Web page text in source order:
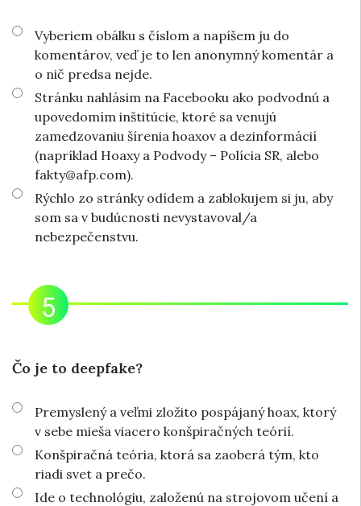
Vyberiem obálku s číslom a napíšem ju do
komentárov, veď je to len anonymný komentár a
o nič predsa nejde.
Stránku nahlásim na Facebooku ako podvodnú a
upovedomím inštitúcie, ktoré sa venujú
zamedzovaniu šírenia hoaxov a dezinformácií
(napríklad Hoaxy a Podvody – Polícia SR, alebo
fakty@afp.com).
Rýchlo zo stránky odídem a zablokujem si ju, aby
som sa v budúcnosti nevystavoval/a
nebezpečenstvu.
Čo je to deepfake?
Premyslený a veľmi zložito pospájaný hoax, ktorý
v sebe mieša viacero konšpiračných teórií.
Konšpiračná teória, ktorá sa zaoberá tým, kto
riadi svet a prečo.
Ide o technológiu, založenú na strojovom učení a